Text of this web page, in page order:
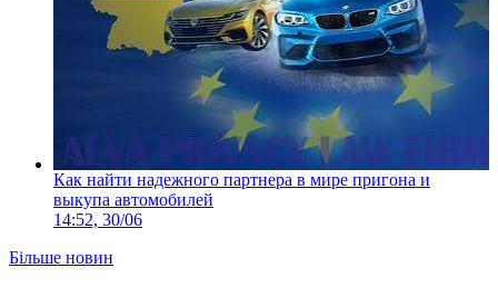
Как найти надежного партнера в мире пригона и
выкупа автомобилей
14:52, 30/06
Більше новин